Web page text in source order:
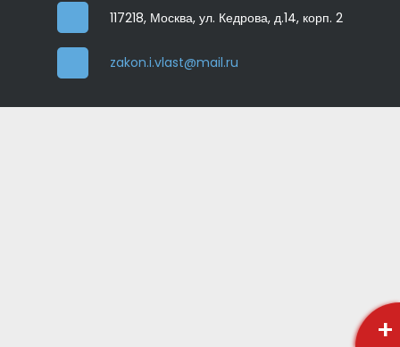
117218, Москва, ул. Кедрова, д.14, корп. 2
zakon.i.vlast@mail.ru
+